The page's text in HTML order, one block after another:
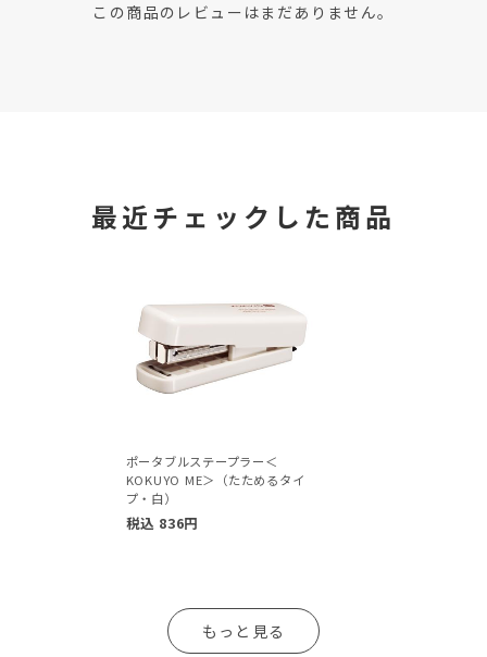
この商品のレビューはまだありません。
最近チェックした商品
ポータブルステープラー＜
KOKUYO ME＞（たためるタイ
プ・白）
税込 836円
もっと見る